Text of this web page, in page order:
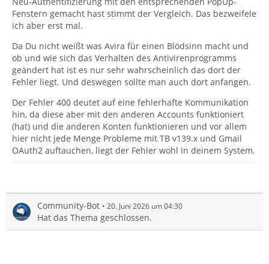
Fenstern gemacht hast stimmt der Vergleich. Das bezweifele
ich aber erst mal.
Da Du nicht weißt was Avira für einen Blödsinn macht und
ob und wie sich das Verhalten des Antivirenprogramms
geändert hat ist es nur sehr wahrscheinlich das dort der
Fehler liegt. Und deswegen sollte man auch dort anfangen.
Der Fehler 400 deutet auf eine fehlerhafte Kommunikation
hin, da diese aber mit den anderen Accounts funktioniert
(hat) und die anderen Konten funktionieren und vor allem
hier nicht jede Menge Probleme mit TB v139.x und Gmail
OAuth2 auftauchen, liegt der Fehler wohl in deinem System.
Community-Bot 20. Juni 2026 um 04:30
Hat das Thema geschlossen.